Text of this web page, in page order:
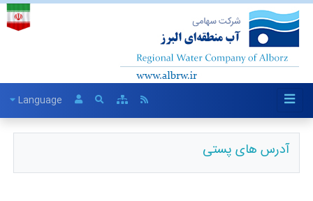
Language
آدرس های پستی